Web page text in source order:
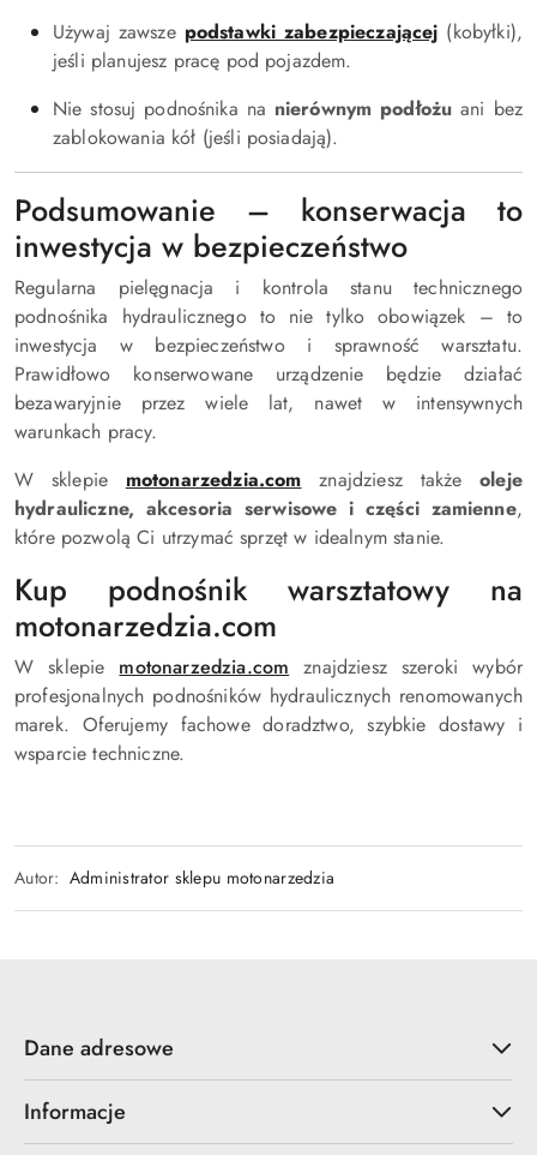
Używaj zawsze podstawki zabezpieczającej (kobyłki),
jeśli planujesz pracę pod pojazdem.
Nie stosuj podnośnika na nierównym podłożu ani bez
zablokowania kół (jeśli posiadają).
Podsumowanie – konserwacja to
inwestycja w bezpieczeństwo
Regularna pielęgnacja i kontrola stanu technicznego
podnośnika hydraulicznego to nie tylko obowiązek – to
inwestycja w bezpieczeństwo i sprawność warsztatu.
Prawidłowo konserwowane urządzenie będzie działać
bezawaryjnie przez wiele lat, nawet w intensywnych
warunkach pracy.
W sklepie motonarzedzia.com znajdziesz takżeoleje
hydrauliczne, akcesoria serwisowe i części zamienne,
które pozwolą Ci utrzymać sprzęt w idealnym stanie.
Kup podnośnik warsztatowy na
motonarzedzia.com
W sklepie motonarzedzia.com znajdziesz szeroki wybór
profesjonalnych podnośników hydraulicznych renomowanych
marek. Oferujemy fachowe doradztwo, szybkie dostawy i
wsparcie techniczne.
Autor: Administrator sklepu motonarzedzia
Dane adresowe
Informacje